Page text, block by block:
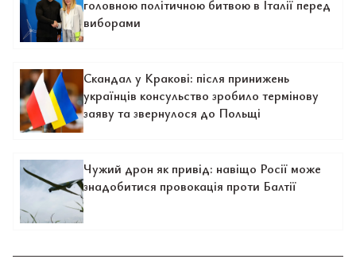
головною політичною битвою в Італії перед
виборами
Скандал у Кракові: після принижень
українців консульство зробило термінову
заяву та звернулося до Польщі
Чужий дрон як привід: навіщо Росії може
знадобитися провокація проти Балтії